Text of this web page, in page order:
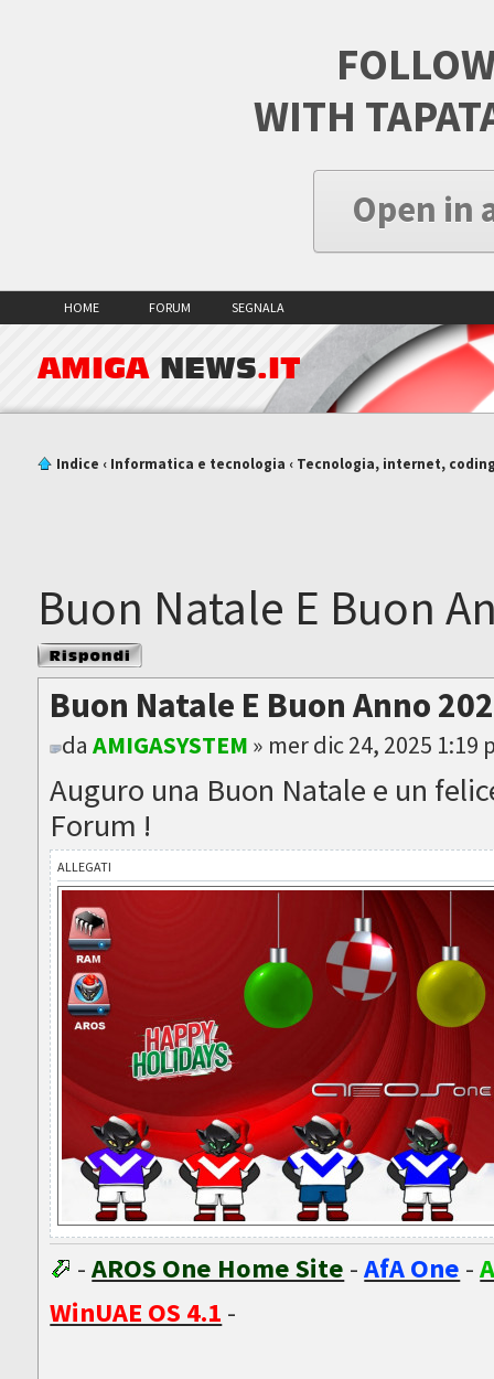
WITH
Open in
HOME FORUM SEGNALA
AMIGA NEWS.IT
Indice ‹ Informatica e tecnologia ‹ Tecnologia, internet,
Buon Natale E Buon
Rispondi al
messaggio
Buon Natale E Buon Anno
daAMIGASYSTEM » mer dic 24, 2025 1:19
Auguro una Buon Natale e un
Forum !
ALLEGATI
-AROS One Home Site -AfA One -
WinUAE OS 4.1 -